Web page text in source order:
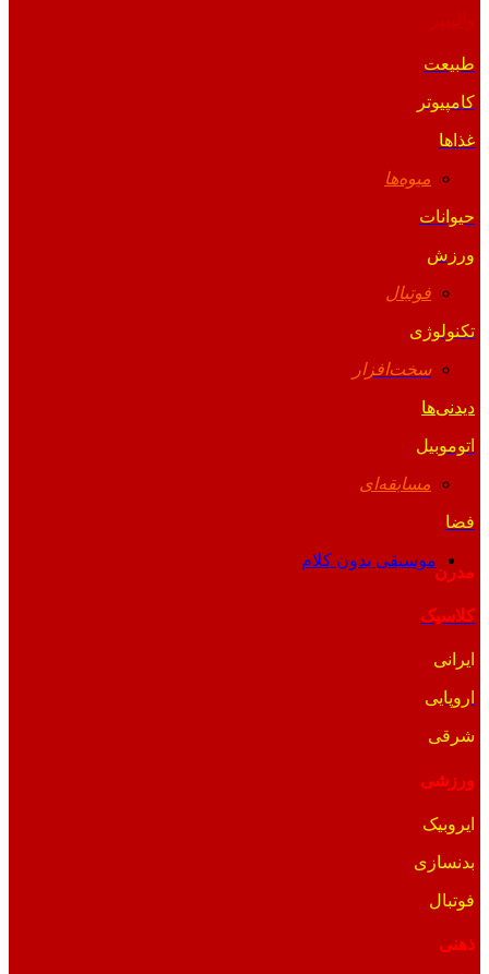
طبیعت
کامپیوتر
غذاها
میوه‌ها
حیوانات
ورزش
فوتبال
تکنولوژی
سخت‌افزار
دیدنی‌ها
اتوموبیل
مسابقه‌ای
فضا
موسیقی بدون کلام
مدرن
کلاسیک
ایرانی
اروپایی
شرقی
ورزشی
ایروبیک
بدنسازی
فوتبال
ذهنی